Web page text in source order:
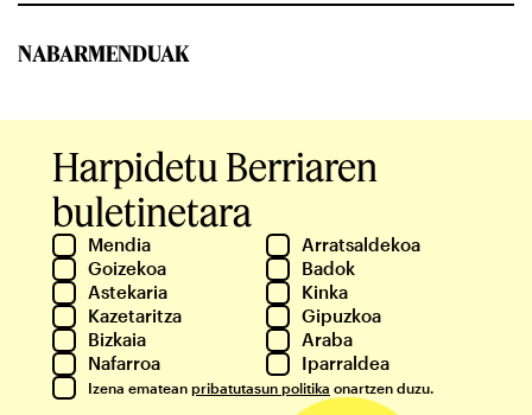
NABARMENDUAK
Harpidetu Berriaren
buletinetara
Mendia
Arratsaldekoa
Goizekoa
Badok
Astekaria
Kinka
Kazetaritza
Gipuzkoa
Bizkaia
Araba
Nafarroa
Iparraldea
Izena ematean pribatutasun politika onartzen duzu.